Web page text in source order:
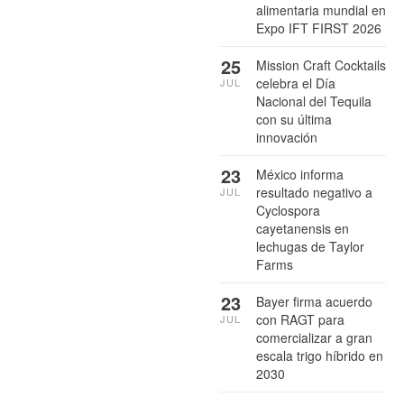
alimentaria mundial en
Expo IFT FIRST 2026
Mission Craft Cocktails
celebra el Día
Nacional del Tequila
con su última
innovación
25
JUL
México informa
resultado negativo a
Cyclospora
cayetanensis en
lechugas de Taylor
Farms
23
JUL
Bayer firma acuerdo
con RAGT para
comercializar a gran
escala trigo híbrido en
2030
23
JUL